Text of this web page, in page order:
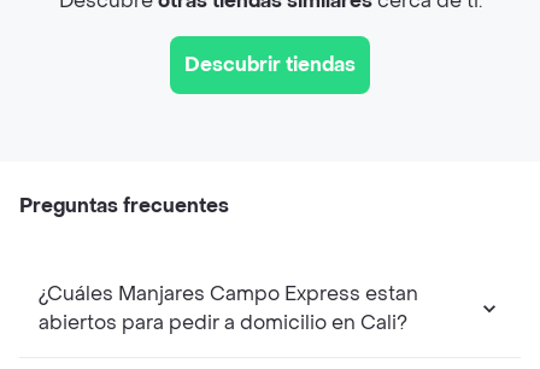
Descubrir tiendas
Preguntas frecuentes
¿Cuáles Manjares Campo Express estan
abiertos para pedir a domicilio en Cali?